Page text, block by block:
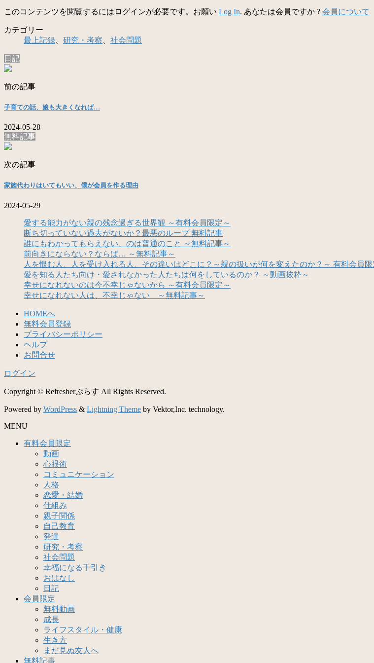
このコンテンツを閲覧するにはログインが必要です。お願い Log In. あなたは会員ですか ? 会員について
カテゴリー
最上記録
研究・考察 社会問題
日記
前の記事
子育ての話、娘も大きくなれば…
2024-05-28
無料記事
次の記事
家族代わりはいてもいい、僕が会員を作る理由
2024-05-29
愛する能力がない親の残念過ぎる世界観 ～有料会員限定～
断ち切っていない過去がないか？最悪のループ 無料記事
誰にもわかってもらえない、のは普通のこと ～無料記事～
前向きにならない？ならば… ～無料記事～
人を恨む人、人を受け入れる人、その違いはどこに？～親の扱いが何を変えたのか？～ 有料会員限
愛を知る人たち向け・愛されなかった人たちは何をしているのか？ ～動画抜粋～
幸せになれないのは今不幸じゃないから ～有料会員限定～
幸せになれない人は、不幸じゃない ～無料記事～
HOMEへ
無料会員登録
プライバシーポリシー
ヘルプ
お問合せ
ログイン
Copyright © Refresherぷらす All Rights Reserved.
Powered by WordPress & Lightning Theme by Vektor,Inc. technology.
MENU
有料会員限定
動画
心眼術
コミュニケーション
人格
恋愛・結婚
仕組み
親子関係
自己教育
発達
研究・考察
社会問題
幸福になる手引き
おはなし
日記
会員限定
無料動画
成長
ライフスタイル・健康
生き方
まだ見ぬ友人へ
無料記事